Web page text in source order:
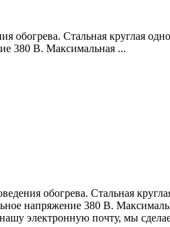
обогрева. Стальная круглая
380 В. Максимальная ...
обогрева. Стальная
напряжение 380 В.
электронную почту, мы